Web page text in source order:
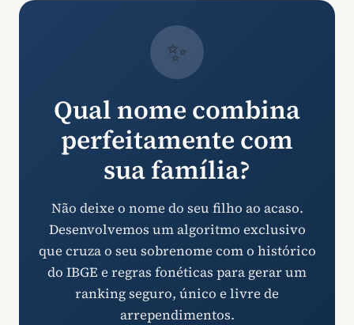
✨
Qual nome combina
perfeitamente com
sua família?
Não deixe o nome do seu filho ao acaso.
Desenvolvemos um algoritmo exclusivo
que cruza o seu sobrenome com o histórico
do IBGE e regras fonéticas para gerar um
ranking seguro, único e livre de
arrependimentos.